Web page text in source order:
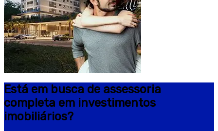
Está em busca de assessoria
completa em investimentos
imobiliários?